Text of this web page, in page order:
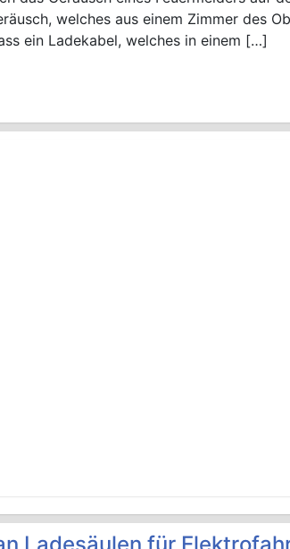
welches aus einem Zimmer des
ein Ladekabel, welches in einem […]